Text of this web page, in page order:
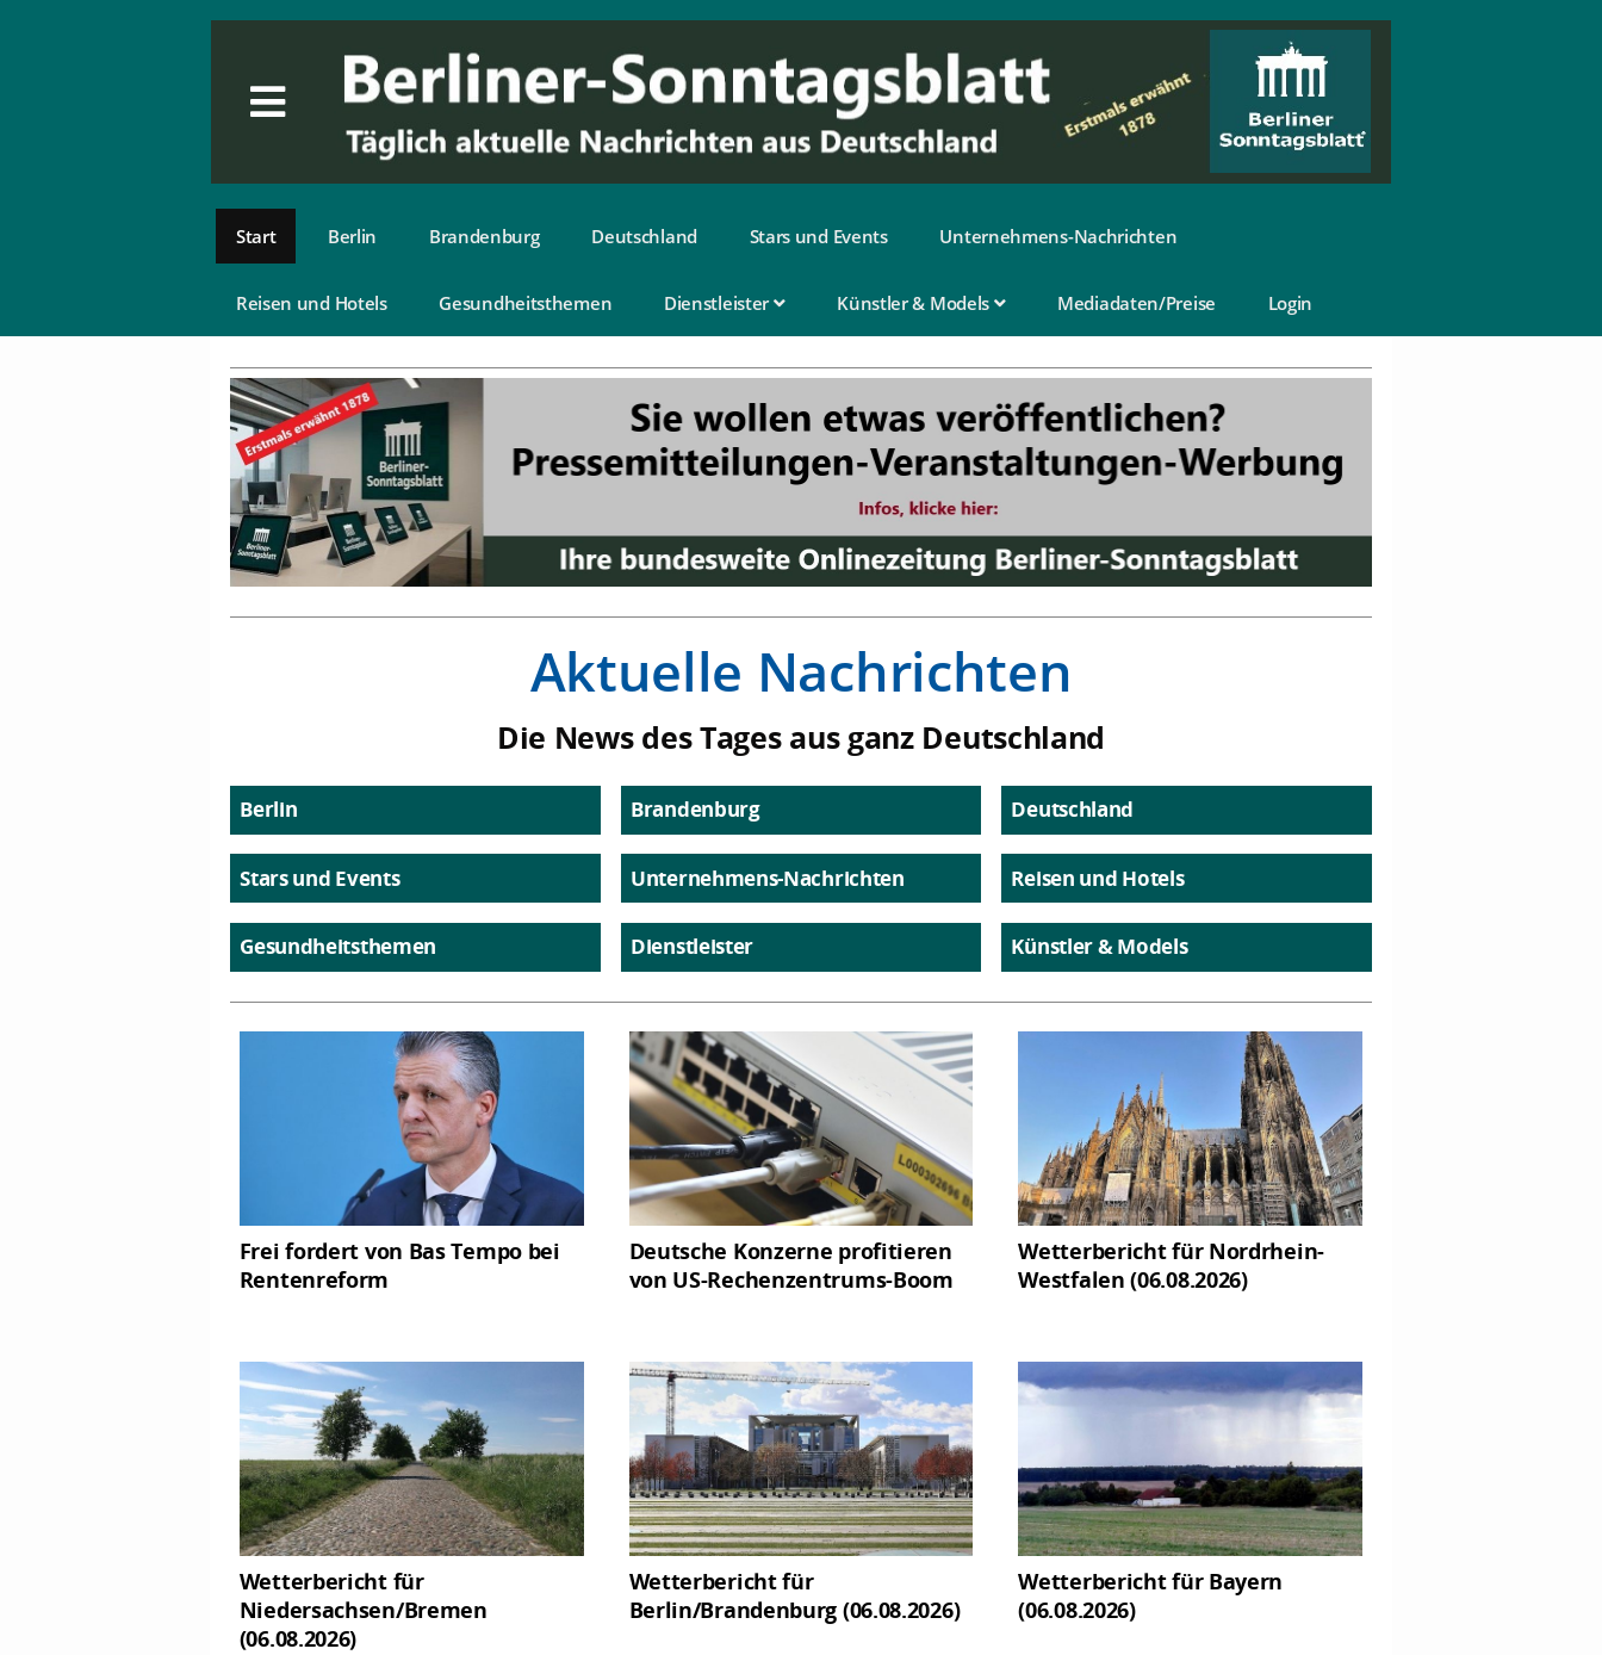
Start Berlin Brandenburg Deutschland Stars und Events Unternehmens-Nachrichten
Reisen und Hotels Gesundheitsthemen Dienstleister Künstler & Models Mediadaten/Preise Login
Aktuelle Nachrichten
Die News des Tages aus ganz Deutschland
Berlin Brandenburg Deutschland
Stars und Events Unternehmens-Nachrichten Reisen und Hotels
Gesundheitsthemen Dienstleister Künstler & Models
Frei fordert von Bas Tempo bei
Rentenreform
Deutsche Konzerne profitieren
von US-Rechenzentrums-Boom
Wetterbericht für Nordrhein-
Westfalen (06.08.2026)
Wetterbericht für
Niedersachsen/Bremen
(06.08.2026)
Wetterbericht für
Berlin/Brandenburg (06.08.2026)
Wetterbericht für Bayern
(06.08.2026)